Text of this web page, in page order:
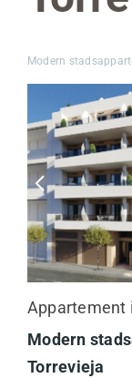
Modern
Appartement
Modern
Torrevieja